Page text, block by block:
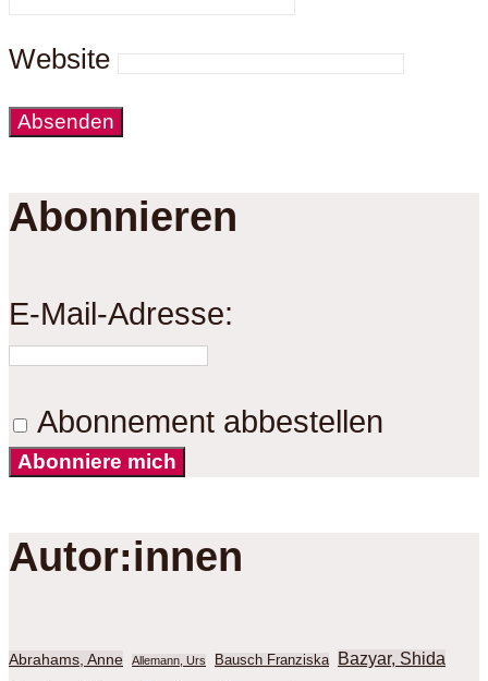
Website
Abonnieren
E-Mail-Adresse:
Abonnement abbestellen
Abonniere mich
Autor:innen
Abrahams, Anne Allemann, Urs Bausch Franziska Bazyar, Shida